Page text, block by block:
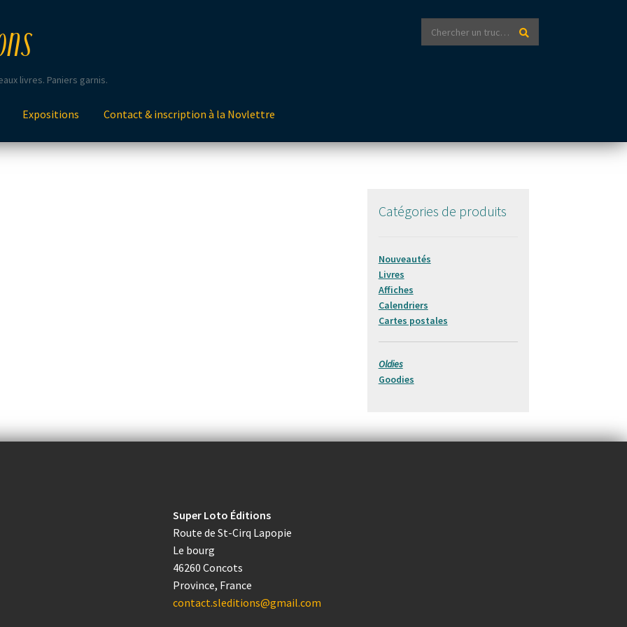
livres. Paniers garnis.
Expositions Contact & inscription à la Novlettre
Catégories de produits
Nouveautés
Livres
Affiches
Calendriers
Cartes postales
Oldies
Goodies
Super Loto Éditions
Route de St-Cirq Lapopie
Le bourg
46260 Concots
Province, France
contact.sleditions@gmail.com